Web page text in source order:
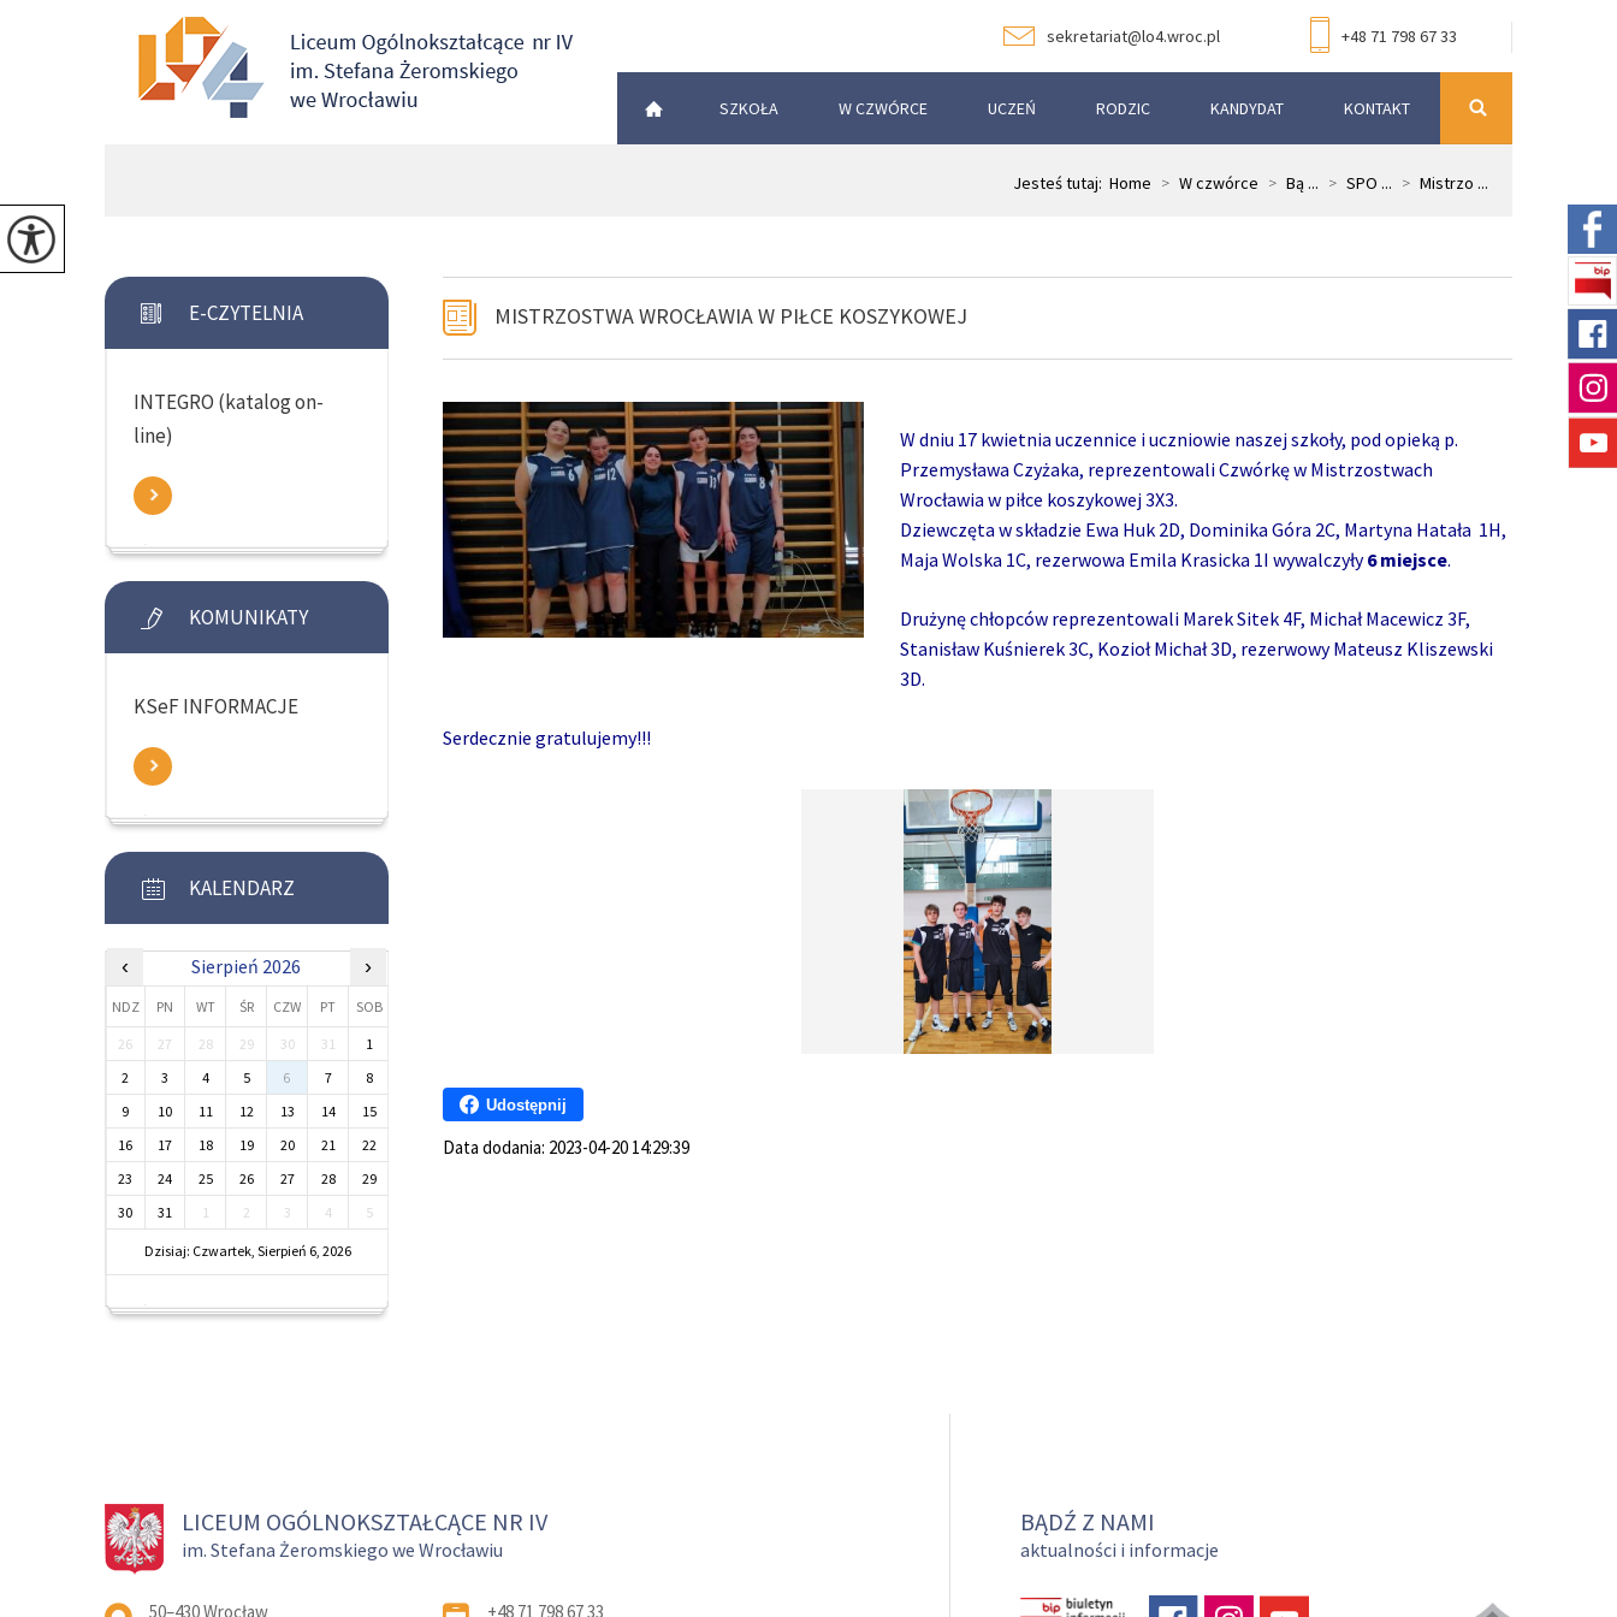
sekretariat@lo4.wroc.pl +48 71 798 67 33
SZKOŁA W CZWÓRCE UCZEŃ RODZIC KANDYDAT KONTAKT
Jesteś tutaj: Home > W czwórce > Bą ... > SPO ... > Mistrzo ...
MISTRZOSTWA WROCŁAWIA W PIŁCE KOSZYKOWEJ
W dniu 17 kwietnia uczennice i uczniowie naszej szkoły, pod opieką p.
Przemysława Czyżaka, reprezentowali Czwórkę w Mistrzostwach
Wrocławia w piłce koszykowej 3X3.
Dziewczęta w składzie Ewa Huk 2D, Dominika Góra 2C, Martyna Hatała 1H,
Maja Wolska 1C, rezerwowa Emila Krasicka 1I wywalczyły6 miejsce.
Drużynę chłopców reprezentowali Marek Sitek 4F, Michał Macewicz 3F,
Stanisław Kuśnierek 3C, Kozioł Michał 3D, rezerwowy Mateusz Kliszewski
3D.
Serdecznie gratulujemy!!!
Udostępnij
Data dodania: 2023-04-20 14:29:39
E-CZYTELNIA
INTEGRO (katalog on-
line)
KOMUNIKATY
KSeF INFORMACJE
KALENDARZ
‹ Sierpień 2026 ›
NDZ PN WT ŚR CZW PT SOB
26 27 28 29 30 31
1
2
3 4 5 6 7
8
9
10 11 12 13 14
15
16
17 18 19 20 21
22
23
24 25 26 27 28
29
30
31 1 2 3 4 5
Dzisiaj: Czwartek, Sierpień 6, 2026
LICEUM OGÓLNOKSZTAŁCĄCE NR IV
im. Stefana Żeromskiego we Wrocławiu
Adres pocztowy:
50–430 Wrocław +48 71 798 67 33
BĄDŹ Z NAMI
aktualności i informacje